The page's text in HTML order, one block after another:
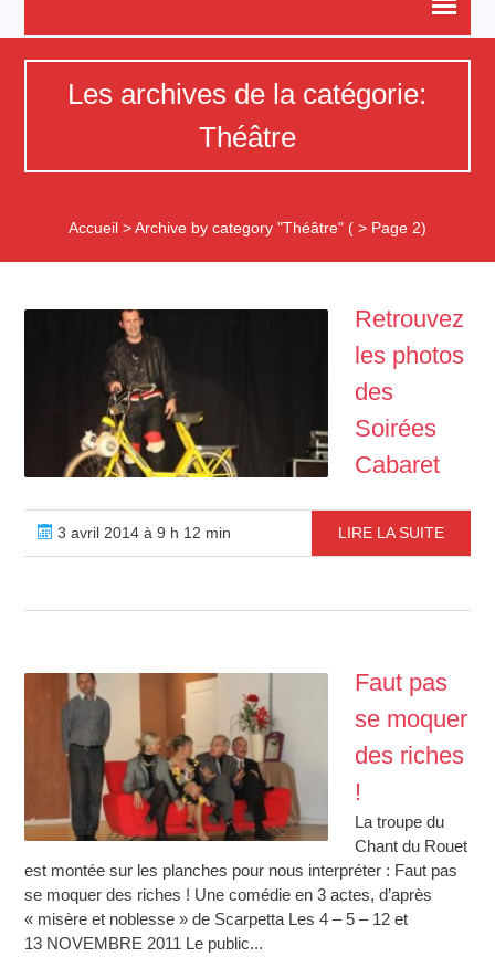
Les archives de la catégorie:
Théâtre
Accueil>Archive by category "Théâtre"( > Page 2)
Retrouvez
les photos
des
Soirées
Cabaret
3 avril 2014 à 9 h 12 min LIRE LA SUITE
Faut pas
se moquer
des riches
!
La troupe du
Chant du Rouet
est montée sur les planches pour nous interpréter : Faut pas
se moquer des riches ! Une comédie en 3 actes, d’après
« misère et noblesse » de Scarpetta Les 4 – 5 – 12 et
13 NOVEMBRE 2011 Le public...